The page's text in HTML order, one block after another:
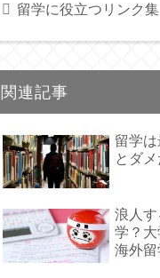
留学に役立つリンク集
関連記事
留学
とダメ
浪人す
学？
海外留